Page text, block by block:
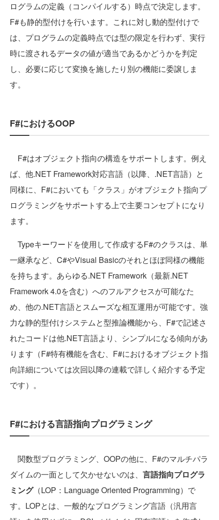
ログラムの定義（コンパイルする）時点で決定します。
F#も静的型付けを行います。これに対し動的型付けで
は、プログラムの定義時点では型の限定を行わず、実行
時に渡されるデータの値が適当であるかどうかを判定
し、必要に応じて変換を施したり別の機能に委譲しま
す。
F#におけるOOP
F#はオブジェクト指向の構造をサポートします。例え
ば、他.NET Framework対応言語（以降、.NET言語）と
同様に、F#においても「クラス」がオブジェクト指向プ
ログラミングをサポートする上で主要コンセプトになり
ます。
Typeキーワードを使用して作成するF#のクラスは、単
一継承など、C#やVisual Basicのそれとほぼ同様の機能
を持ちます。あらゆる.NET Framework（最新.NET
Framework 4.0を含む）へのフルアクセスが可能なた
め、他の.NET言語とスムーズな相互運用が可能です。強
力な静的型付けシステムと型推論機能から、F#で記述さ
れたコードは他.NET言語より、シンプルになる傾向があ
ります（F#特有機能を含む、F#におけるオブジェクト指
向詳細については次回以降の連載で詳しく紹介する予定
です）。
F#における言語指向プログラミング
関数型プログラミング、OOPの他に、F#のマルチパラ
ダイムの一面として欠かせないのは、 言語指向プログラ
ミング（LOP：Language Oriented Programming）で
す。LOPとは、一般的なプログラミング言語（汎用言